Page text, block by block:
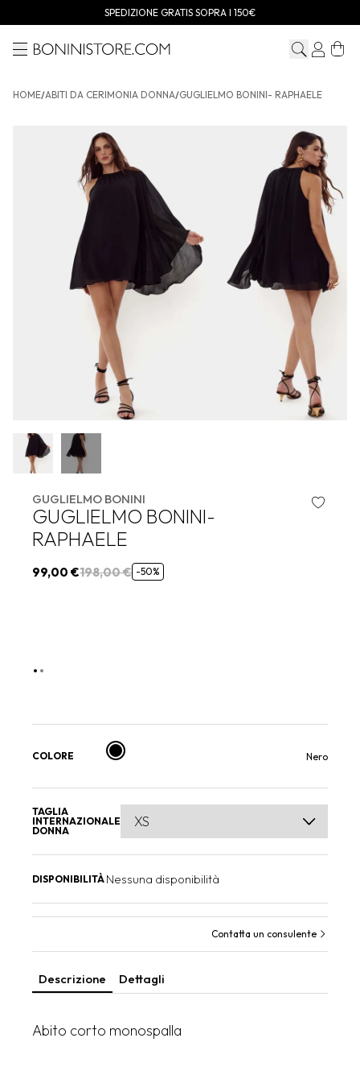
SPEDIZIONE GRATIS SOPRA I 150€
MenuBonini store
HOME/ABITI DA CERIMONIA DONNA/GUGLIELMO BONINI- RAPHAELE
GUGLIELMO BONINI- RAPHAELE
GUGLIELMO BONINI
GUGLIELMO BONINI-
RAPHAELE
99,00 €198,00 € -50%
COLORE Nero
TAGLIA
INTERNAZIONALE
DONNA
DISPONIBILITÀ Nessuna disponibilità
Contatta un consulente
Descrizione Dettagli
Abito corto monospalla